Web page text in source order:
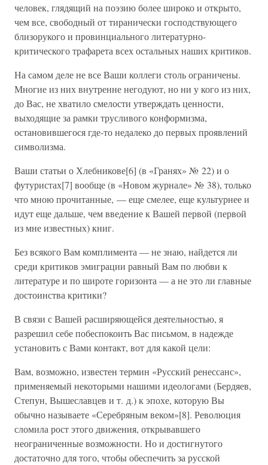
человек, глядящий на поэзию более широко и открыто,
чем все, свободный от тиранически господствующего
близорукого и провинциального литературно-
критического трафарета всех остальных наших критиков.
На самом деле не все Ваши коллеги столь ограничены.
Многие из них внутренне негодуют, но ни у кого из них,
до Вас, не хватило смелости утверждать ценности,
выходящие за рамки трусливого конформизма,
остановившегося где-то недалеко до первых проявлений
символизма.
Ваши статьи о Хлебникове[6] (в «Гранях» № 22) и о
футуристах[7] вообще (в «Новом журнале» № 38), только
что мною прочитанные, — еще смелее, еще культурнее и
идут еще дальше, чем введение к Вашей первой (первой
из мне известных) книг.
Без всякого Вам комплимента — не знаю, найдется ли
среди критиков эмиграции равный Вам по любви к
литературе и по широте горизонта — а не это ли главные
достоинства критики?
В связи с Вашей расширяющейся деятельностью, я
разрешил себе побеспокоить Вас письмом, в надежде
установить с Вами контакт, вот для какой цели:
Вам, возможно, известен термин «Русский ренессанс»,
применяемый некоторыми нашими идеологами (Бердяев,
Степун, Вышеславцев и т. д.) к эпохе, которую Вы
обычно называете «Серебряным веком»[8]. Революция
сломила рост этого движения, открывавшего
неограниченные возможности. Но и достигнутого
достаточно для того, чтобы обеспечить за русской